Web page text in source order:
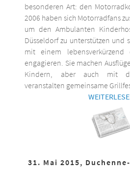
besonderen Art: den
2006 haben sich Motorradfans
um den Ambulanten
Düsseldorf zu unterstützen und
mit einem
engagieren. Sie machen
Kindern, aber auch mit
veranstalten gemeinsame
31. Mai 2015,